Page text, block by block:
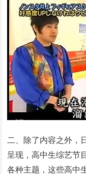
二、除了内容之外，
呈现，高中生综艺节
各种主题，这些高中